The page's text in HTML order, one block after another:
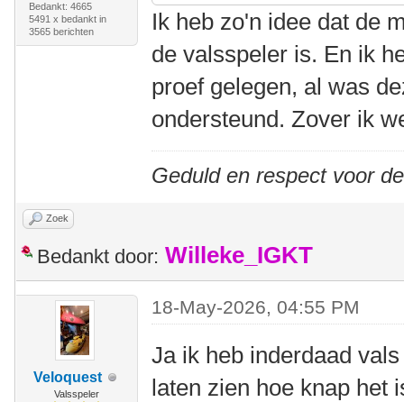
Bedankt: 4665
5491 x bedankt in
3565 berichten
Ik heb zo'n idee dat de
de valsspeler is. En ik
proef gelegen, al was
ondersteund. Zover ik
Geduld en respect voor
Zoek
Bedankt door: Willeke_IGKT
Veloquest
Valsspeler
18-May-2026, 04:55 PM
Ja ik heb inderdaad
laten zien hoe knap het